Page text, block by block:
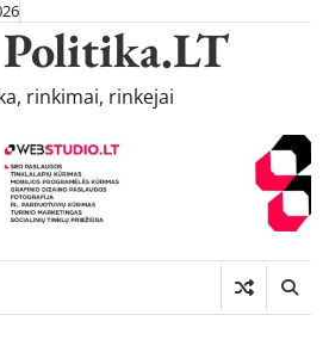
rinkimai, rinkejai